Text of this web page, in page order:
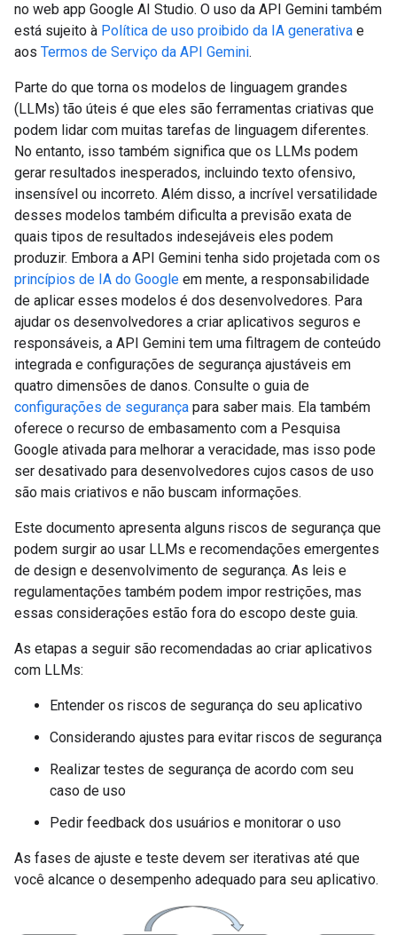
no web app Google AI Studio. O uso da API Gemini também
está sujeito à Política de uso proibido da IA generativa e
aos Termos de Serviço da API Gemini.
Parte do que torna os modelos de linguagem grandes
(LLMs) tão úteis é que eles são ferramentas criativas que
podem lidar com muitas tarefas de linguagem diferentes.
No entanto, isso também significa que os LLMs podem
gerar resultados inesperados, incluindo texto ofensivo,
insensível ou incorreto. Além disso, a incrível versatilidade
desses modelos também dificulta a previsão exata de
quais tipos de resultados indesejáveis eles podem
produzir. Embora a API Gemini tenha sido projetada com os
princípios de IA do Google em mente, a responsabilidade
de aplicar esses modelos é dos desenvolvedores. Para
ajudar os desenvolvedores a criar aplicativos seguros e
responsáveis, a API Gemini tem uma filtragem de conteúdo
integrada e configurações de segurança ajustáveis em
quatro dimensões de danos. Consulte o guia de
configurações de segurança para saber mais. Ela também
oferece o recurso de embasamento com a Pesquisa
Google ativada para melhorar a veracidade, mas isso pode
ser desativado para desenvolvedores cujos casos de uso
são mais criativos e não buscam informações.
Este documento apresenta alguns riscos de segurança que
podem surgir ao usar LLMs e recomendações emergentes
de design e desenvolvimento de segurança. As leis e
regulamentações também podem impor restrições, mas
essas considerações estão fora do escopo deste guia.
As etapas a seguir são recomendadas ao criar aplicativos
com LLMs:
Entender os riscos de segurança do seu aplicativo
Considerando ajustes para evitar riscos de segurança
Realizar testes de segurança de acordo com seu
caso de uso
Pedir feedback dos usuários e monitorar o uso
As fases de ajuste e teste devem ser iterativas até que
você alcance o desempenho adequado para seu aplicativo.